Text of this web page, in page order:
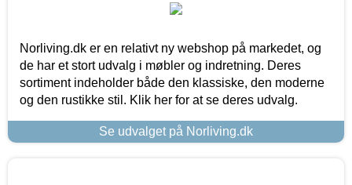
Norliving.dk er en relativt ny webshop på markedet, og
de har et stort udvalg i møbler og indretning. Deres
sortiment indeholder både den klassiske, den moderne
og den rustikke stil. Klik her for at se deres udvalg.
Se udvalget på Norliving.dk